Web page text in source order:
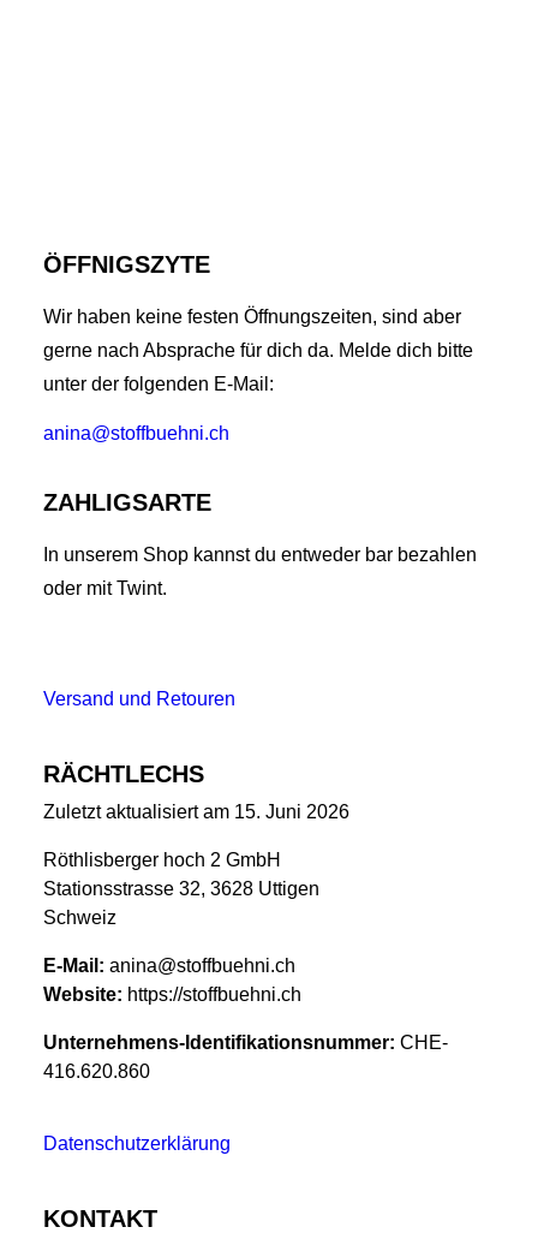
ÖFFNIGSZYTE
Wir haben keine festen Öffnungszeiten, sind aber
gerne nach Absprache für dich da. Melde dich bitte
unter der folgenden E-Mail:
anina@stoffbuehni.ch
ZAHLIGSARTE
In unserem Shop kannst du entweder bar bezahlen
oder mit Twint.
Versand und Retouren
RÄCHTLECHS
Zuletzt aktualisiert am 15. Juni 2026
Röthlisberger hoch 2 GmbH
Stationsstrasse 32, 3628 Uttigen
Schweiz
E-Mail: anina@stoffbuehni.ch
Website: https://stoffbuehni.ch
Unternehmens-Identifikationsnummer: CHE-
416.620.860
Datenschutzerklärung
KONTAKT